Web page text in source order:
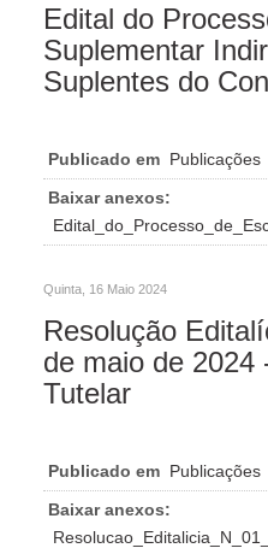
Edital do
Suplementar
Suplentes do
Publicado em Publicações
Baixar anexos:
Quinta, 16 Maio 2024
Resolução
de maio de 2024
Tutelar
Publicado em Publicações
Baixar anexos: